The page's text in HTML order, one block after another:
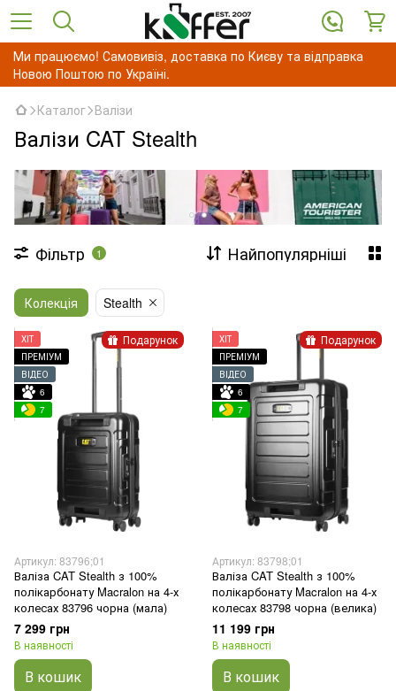
Ми працюємо! Самовивіз, доставка по Києву та відправка
Новою Поштою по Україні.
Каталог Валізи
Валізи CAT Stealth
Фільтр 1 Найпопулярніші
Колекція Stealth
Подарунок
ХІТ
ПРЕМІУМ
ВІДЕО
6
7
Артикул: 83796;01
Валіза CAT Stealth з 100%
полікарбонату Macralon на 4-х
колесах 83796 чорна (мала)
7 299 грн
В наявності
В кошик
Подарунок
ХІТ
ПРЕМІУМ
ВІДЕО
6
7
Артикул: 83798;01
Валіза CAT Stealth з 100%
полікарбонату Macralon на 4-х
колесах 83798 чорна (велика)
11 199 грн
В наявності
В кошик